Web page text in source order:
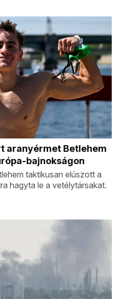
aranyérmet Betlehem
bajnokságon
taktikusan elúszott a
hagyta le a vetélytársakat.